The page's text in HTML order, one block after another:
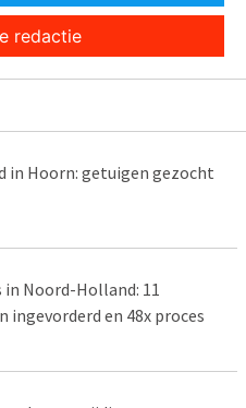
redactie
in Hoorn: getuigen gezocht
Noord-Holland: 11
ingevorderd en 48x proces